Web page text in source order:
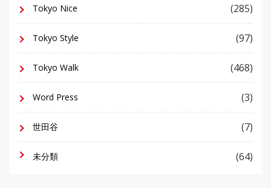
Tokyo Nice (285)
Tokyo Style (97)
Tokyo Walk (468)
Word Press (3)
世田谷 (7)
未分類 (64)